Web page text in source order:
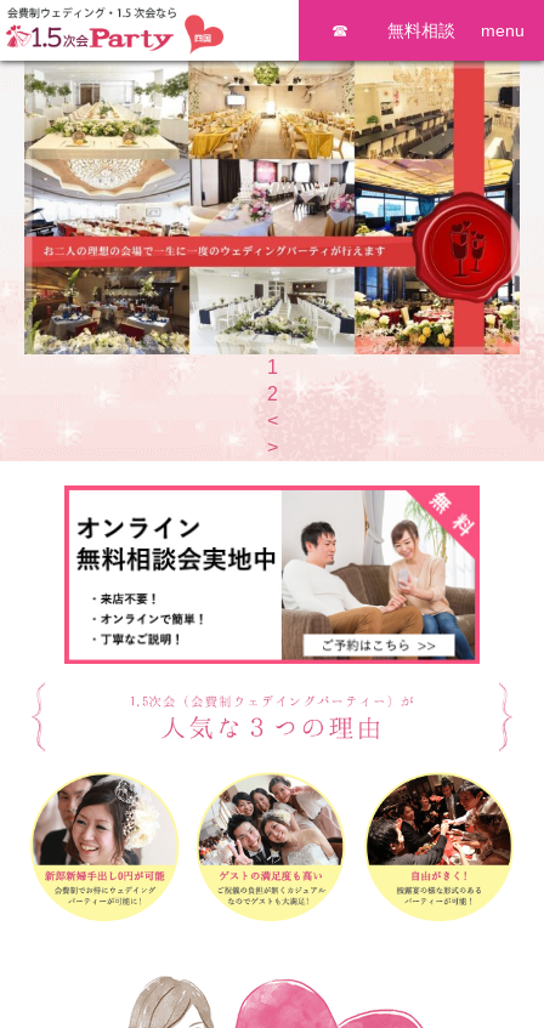
menu
無料相談
☎
1
2
<
>